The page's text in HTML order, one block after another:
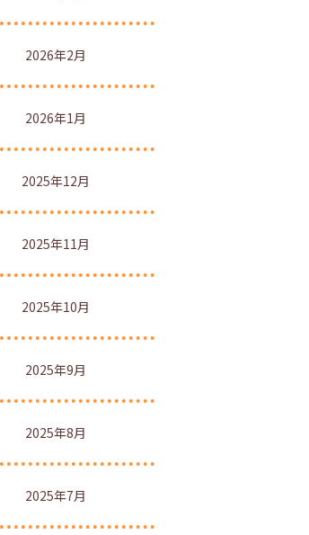
2026年2月
2026年1月
2025年12月
2025年11月
2025年10月
2025年9月
2025年8月
2025年7月